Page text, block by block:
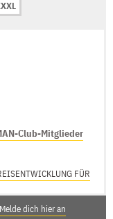
Club-Mitglieder
FÜR
Melde dich hier an